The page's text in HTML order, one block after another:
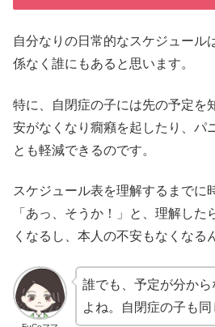
自分なりの日常的なスケジュール
係なく誰にもあると思います。
特に、自閉症の子には先の予定を
安がなくなり癇癪を起したり、パ
とも軽減できるのです。
スケジュール表を理解するまでに
「あっ、そうか！」と、理解した
くなるし、本人の不安もなくなる
誰でも、予定が分か
よね。自閉症の子も同